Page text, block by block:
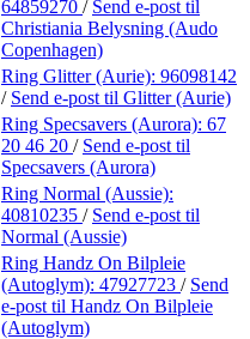
64859270 / Send e-post til
Christiania Belysning (Audo
Copenhagen)
Ring Glitter (Aurie): 96098142
/ Send e-post til Glitter (Aurie)
Ring Specsavers (Aurora): 67
20 46 20 / Send e-post til
Specsavers (Aurora)
Ring Normal (Aussie):
40810235 / Send e-post til
Normal (Aussie)
Ring Handz On Bilpleie
(Autoglym): 47927723 / Send
e-post til Handz On Bilpleie
(Autoglym)